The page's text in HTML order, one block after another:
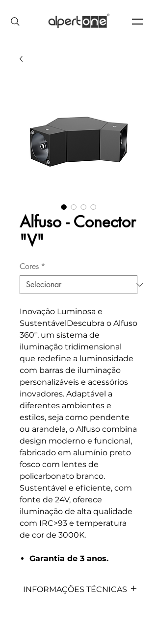
Alfuso - Conector
"V"
Cores *
Inovação Luminosa e
SustentávelDescubra o Alfuso
360º, um sistema de
iluminação tridimensional
que redefine a luminosidade
com barras de iluminação
personalizáveis e acessórios
inovadores. Adaptável a
diferentes ambientes e
estilos, seja como pendente
ou arandela, o Alfuso combina
design moderno e funcional,
fabricado em alumínio preto
fosco com lentes de
policarbonato branco.
Sustentável e eficiente, com
fonte de 24V, oferece
iluminação de alta qualidade
com IRC>93 e temperatura
de cor de 3000K.
Garantia de 3 anos.
INFORMAÇÕES TÉCNICAS